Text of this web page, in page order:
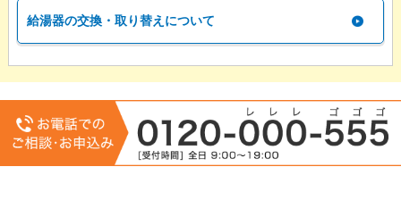
給湯器の交換・取り替えについて